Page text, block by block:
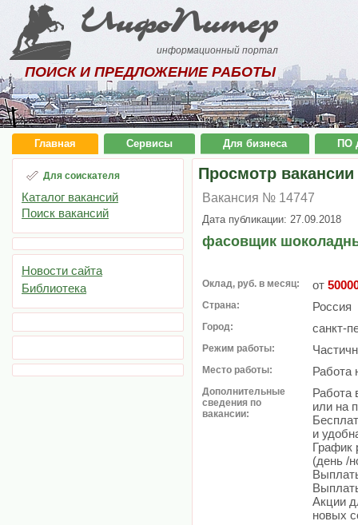
ИнфоПитер
информационный портал
ПОИСК И ПРЕДЛОЖЕНИЕ РАБОТЫ
Главная Сервисы Для бизнеса ПО
Для соискателя
Каталог вакансий
Поиск вакансий
Новости сайта
Библиотека
Просмотр вакансии
Вакансия № 14747
Дата публикации: 27.09.2018
фасовщик
Оклад, руб. в месяц: от
Страна: Россия
Город: санкт-
Режим работы:
Место работы: Работа
Дополнительные
сведения по
вакансии:
Работа
или на
и
График
(день /
Акции
новых